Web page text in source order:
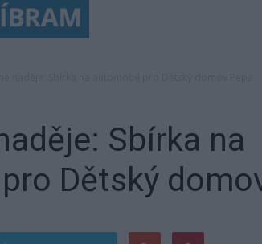
Sbírka na
Dětský